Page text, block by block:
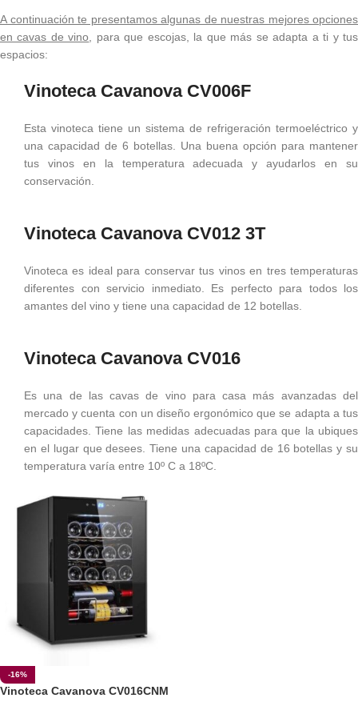
A continuación te presentamos algunas de nuestras mejores opciones
en cavas de vino , para que escojas, la que más se adapta a ti y tus
espacios:
Vinoteca Cavanova CV006F
Esta vinoteca tiene un sistema de refrigeración termoeléctrico y
una capacidad de 6 botellas. Una buena opción para mantener
tus vinos en la temperatura adecuada y ayudarlos en su
conservación.
Vinoteca Cavanova CV012 3T
Vinoteca es ideal para conservar tus vinos en tres temperaturas
diferentes con servicio inmediato. Es perfecto para todos los
amantes del vino y tiene una capacidad de 12 botellas.
Vinoteca Cavanova CV016
Es una de las cavas de vino para casa más avanzadas del
mercado y cuenta con un diseño ergonómico que se adapta a tus
capacidades. Tiene las medidas adecuadas para que la ubiques
en el lugar que desees. Tiene una capacidad de 16 botellas y su
temperatura varía entre 10º C a 18ºC.
-16%
Vinoteca Cavanova CV016CNM